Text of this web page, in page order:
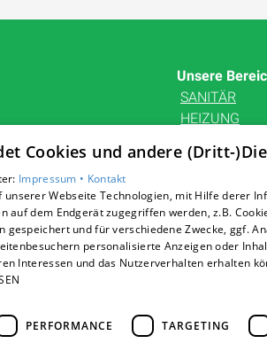
Unsere
SANITÄR
HEIZUNG
KARRIERE
KONTAKT
Cookies und andere (Dritt-
Impressum • Kontakt
Webseite Technologien, mit Hilfe derer
auf dem Endgerät zugegriffen werden, z.B.
gespeichert und für verschiedene Zwecke, ggf.
personalisierte Anzeigen oder
Interessen und das Nutzerverhalten erhalten
PERFORMANCE TARGETING